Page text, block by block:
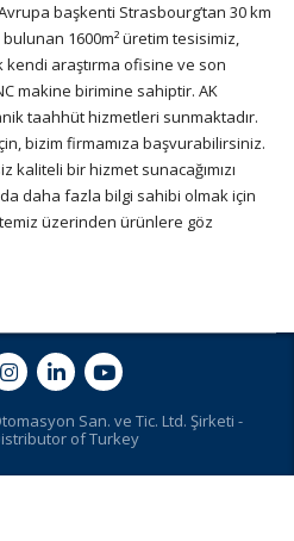
başkenti Strasbourg’tan 30 km
1600m² üretim tesisimiz,
kendi araştırma ofisine ve son
makine birimine sahiptir. AK
taahhüt hizmetleri sunmaktadır.
bizim firmamıza başvurabilirsiniz.
bir hizmet sunacağımızı
daha fazla bilgi sahibi olmak için
üzerinden ürünlere göz
San. ve Tic. Ltd. Şirketi -
of Turkey